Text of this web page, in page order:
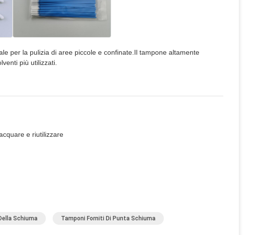
per la pulizia di aree piccole e confinate.Il tampone altamente
più utilizzati.
e riutilizzare
Schiuma Tamponi Forniti Di Punta Schiuma